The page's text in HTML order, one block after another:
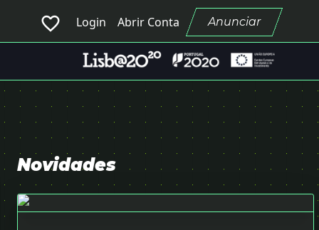
favorite_border Login Abrir Conta Anunciar
Novidades